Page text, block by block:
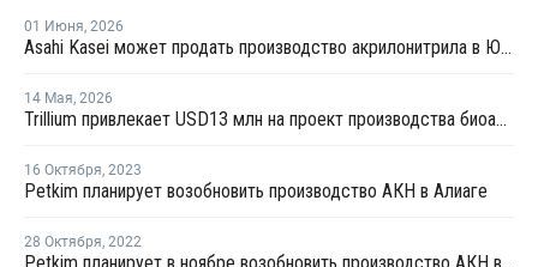
01 Июня, 2026
Asahi Kasei может продать производство акрилонитрила в Южной Корее
14 Мая, 2026
Trillium привлекает USD13 млн на проект производства биоакрилонитрила
16 Октября, 2023
Petkim планирует возобновить производство АКН в Алиаге
28 Октября, 2022
Petkim планирует в ноябре возобновить производство АКН в Алиаге